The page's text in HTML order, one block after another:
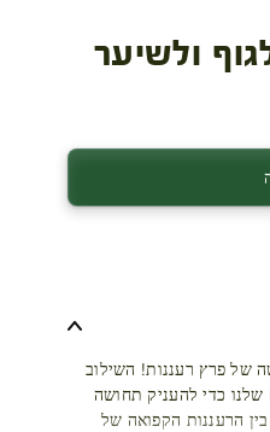
ולשיער
של פרץ רעננות! השילוב
שלנו כדי להעניק תחושה
הרעננות הקפואה של